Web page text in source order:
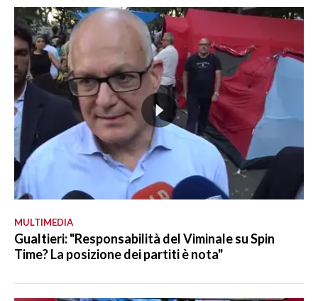
MULTIMEDIA
Gualtieri: "Responsabilità del Viminale su Spin
Time? La posizione dei partiti è nota"